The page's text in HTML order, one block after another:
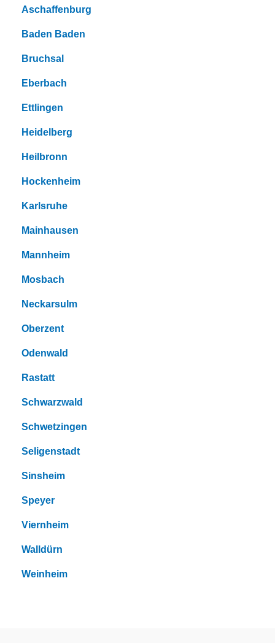
Aschaffenburg
Baden Baden
Bruchsal
Eberbach
Ettlingen
Heidelberg
Heilbronn
Hockenheim
Karlsruhe
Mainhausen
Mannheim
Mosbach
Neckarsulm
Oberzent
Odenwald
Rastatt
Schwarzwald
Schwetzingen
Seligenstadt
Sinsheim
Speyer
Viernheim
Walldürn
Weinheim